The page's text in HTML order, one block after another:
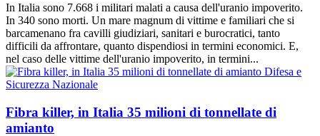
In Italia sono 7.668 i militari malati a causa dell'uranio impoverito.
In 340 sono morti. Un mare magnum di vittime e familiari che si
barcamenano fra cavilli giudiziari, sanitari e burocratici, tanto
difficili da affrontare, quanto dispendiosi in termini economici. E,
nel caso delle vittime dell'uranio impoverito, in termini...
Difesa e
Sicurezza Nazionale
Fibra killer, in Italia 35 milioni di tonnellate di
amianto